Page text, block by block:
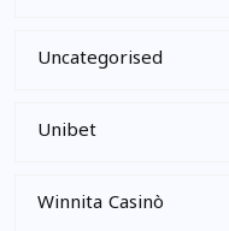
Uncategorised
Unibet
Winnita Casinò